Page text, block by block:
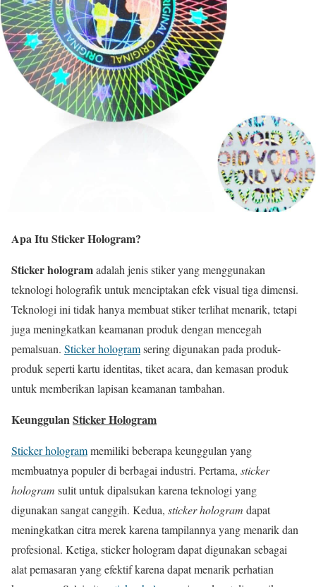
Apa ItuSticker Hologram?
Sticker hologramadalah jenis stiker yang menggunakan
teknologi holografik untuk menciptakan efek visual tiga dimensi.
Teknologi ini tidak hanya membuat stiker terlihat menarik, tetapi
juga meningkatkan keamanan produk dengan mencegah
pemalsuan. Sticker hologramsering digunakan pada produk-
produk seperti kartu identitas, tiket acara, dan kemasan produk
untuk memberikan lapisan keamanan tambahan.
KeunggulanSticker Hologram
Sticker hologrammemiliki beberapa keunggulan yang
membuatnya populer di berbagai industri. Pertama, sticker
hologram sulit untuk dipalsukan karena teknologi yang
digunakan sangat canggih. Kedua, sticker hologram dapat
meningkatkan citra merek karena tampilannya yang menarik dan
profesional. Ketiga, sticker hologram dapat digunakan sebagai
alat pemasaran yang efektif karena dapat menarik perhatian